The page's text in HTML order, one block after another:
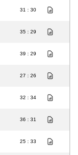
31 : 30
35 : 29
39 : 29
27 : 26
32 : 34
36 : 31
25 : 33